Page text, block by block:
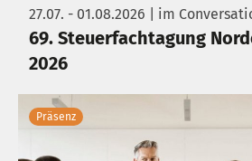
27.07. - 01.08.2026 | im
69. Steuerfachtagung
2026
Präsenz